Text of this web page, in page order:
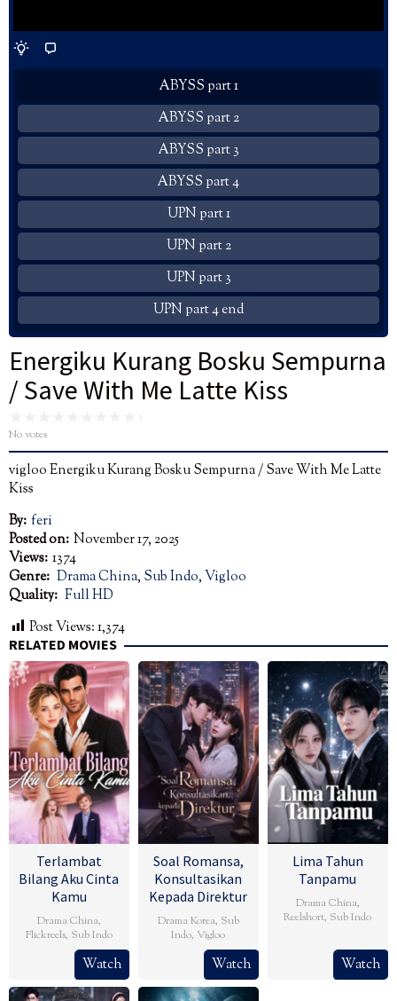
ABYSS part 1
ABYSS part 2
ABYSS part 3
ABYSS part 4
UPN part 1
UPN part 2
UPN part 3
UPN part 4 end
Energiku Kurang Bosku Sempurna
/ Save With Me Latte Kiss
No votes
vigloo Energiku Kurang Bosku Sempurna / Save With Me Latte
Kiss
By: feri
Posted on: November 17, 2025
Views: 1374
Genre: Drama China, Sub Indo,Vigloo
Quality: Full HD
Post Views:1,374
RELATED MOVIES
Terlambat
Bilang Aku Cinta
Kamu
Drama China,
Flickreels, Sub Indo
Watch
Soal Romansa,
Konsultasikan
Kepada Direktur
Drama Korea, Sub
Indo,Vigloo
Watch
Lima Tahun
Tanpamu
Drama China,
Reelshort, Sub Indo
Watch